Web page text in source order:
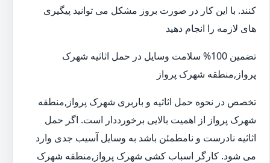
کنند. با این کار در صورت بروز مشکل می توانید پیگیری
های لازمه را انجام دهید
تضمین 100% سلامت وسایل در حمل اثاثیه شهرک
پرواز,منطقه شهرک پرواز
تخصص در نحوه حمل اثاثیه و باربری شهرک پرواز,منطقه
شهرک پرواز از اهمیت بالایی برخورددار است. اگر حمل
اثاثیه نادرست و نامطمئن باشد به وسایل آسیب جدی وارد
می شود. کارگر اسباب کشی شهرک پرواز,منطقه شهرک